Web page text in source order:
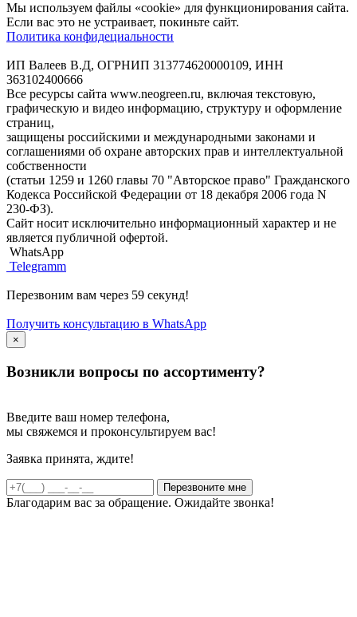
Мы используем файлы «cookie» для функционирования сайта.
Если вас это не устраивает, покиньте сайт.
Политика конфидециальности
ИП Валеев В.Д, ОГРНИП 313774620000109, ИНН
363102400666
Все ресурсы сайта www.neogreen.ru, включая текстовую,
графическую и видео информацию, структуру и оформление
страниц,
защищены российскими и международными законами и
соглашениями об охране авторских прав и интеллектуальной
собственности
(статьи 1259 и 1260 главы 70 "Авторское право" Гражданского
Кодекса Российской Федерации от 18 декабря 2006 года N
230-ФЗ).
Сайт носит исключительно информационный характер и не
является публичной офертой.
WhatsApp
Telegramm
Перезвоним вам через 59 секунд!
Получить консультацию в WhatsApp
×
Возникли вопросы по ассортименту?
Введите ваш номер телефона,
мы свяжемся и проконсультируем вас!
Заявка принята, ждите!
Благодарим вас за обращение. Ожидайте звонка!